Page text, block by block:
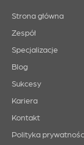
Strona główna
Zespół
Specjalizacje
Blog
Sukcesy
Kariera
Kontakt
Polityka